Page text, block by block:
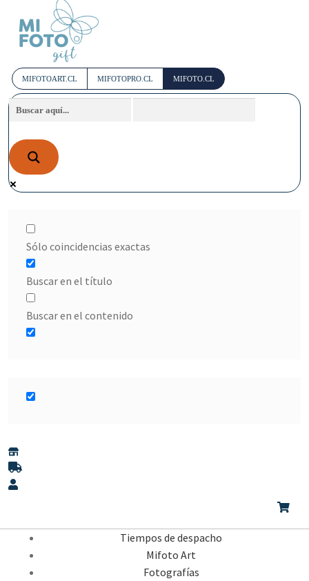
MIFOTOART.CL MIFOTOPRO.CL MIFOTO.CL
Sólo coincidencias exactas
Buscar en el título
Buscar en el contenido
Tiempos de despacho
Mifoto Art
Fotografías